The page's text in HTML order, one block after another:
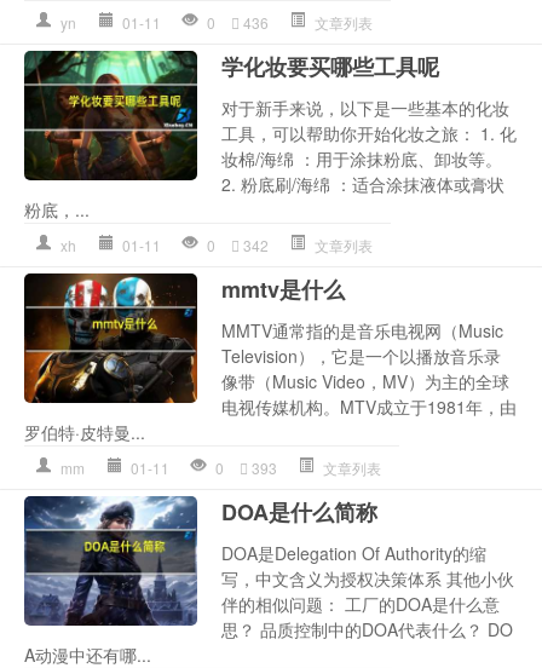
yn 01-11 0 436 文章列表
学化妆要买哪些工具呢
对于新手来说，以下是一些基本的化妆
工具，可以帮助你开始化妆之旅： 1. 化
妆棉/海绵 ：用于涂抹粉底、卸妆等。
2. 粉底刷/海绵 ：适合涂抹液体或膏状
粉底，...
xh 01-11 0 342 文章列表
mmtv是什么
MMTV通常指的是音乐电视网（Music
Television），它是一个以播放音乐录
像带（Music Video，MV）为主的全球
电视传媒机构。MTV成立于1981年，由
罗伯特·皮特曼...
mm 01-11 0 393 文章列表
DOA是什么简称
DOA是Delegation Of Authority的缩
写，中文含义为授权决策体系 其他小伙
伴的相似问题： 工厂的DOA是什么意
思？ 品质控制中的DOA代表什么？ DO
A动漫中还有哪...